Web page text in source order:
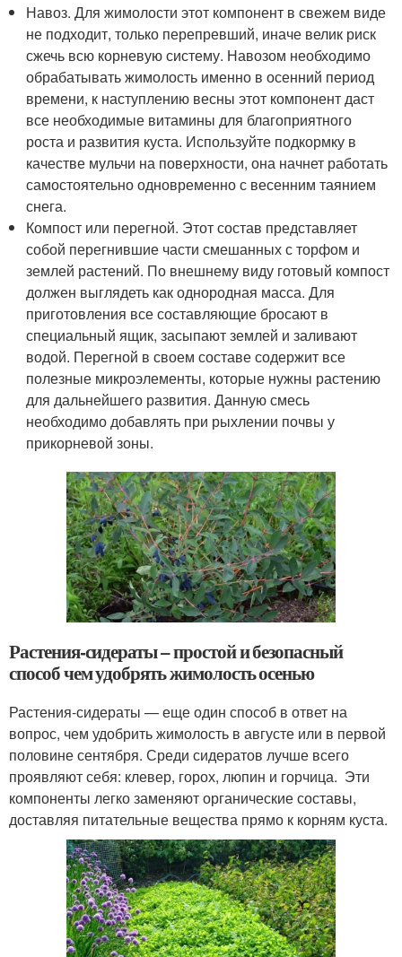
Навоз. Для жимолости этот компонент в свежем виде
не подходит, только перепревший, иначе велик риск
сжечь всю корневую систему. Навозом необходимо
обрабатывать жимолость именно в осенний период
времени, к наступлению весны этот компонент даст
все необходимые витамины для благоприятного
роста и развития куста. Используйте подкормку в
качестве мульчи на поверхности, она начнет работать
самостоятельно одновременно с весенним таянием
снега.
Компост или перегной. Этот состав представляет
собой перегнившие части смешанных с торфом и
землей растений. По внешнему виду готовый компост
должен выглядеть как однородная масса. Для
приготовления все составляющие бросают в
специальный ящик, засыпают землей и заливают
водой. Перегной в своем составе содержит все
полезные микроэлементы, которые нужны растению
для дальнейшего развития. Данную смесь
необходимо добавлять при рыхлении почвы у
прикорневой зоны.
Растения-сидераты – простой и безопасный
способ чем удобрять жимолость осенью
Растения-сидераты — еще один способ в ответ на
вопрос, чем удобрить жимолость в августе или в первой
половине сентября. Среди сидератов лучше всего
проявляют себя: клевер, горох, люпин и горчица. Эти
компоненты легко заменяют органические составы,
доставляя питательные вещества прямо к корням куста.